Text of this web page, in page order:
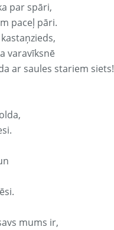
par spāri,
paceļ pāri.
varavīksnē
ar saules stariem siets!
mums ir,